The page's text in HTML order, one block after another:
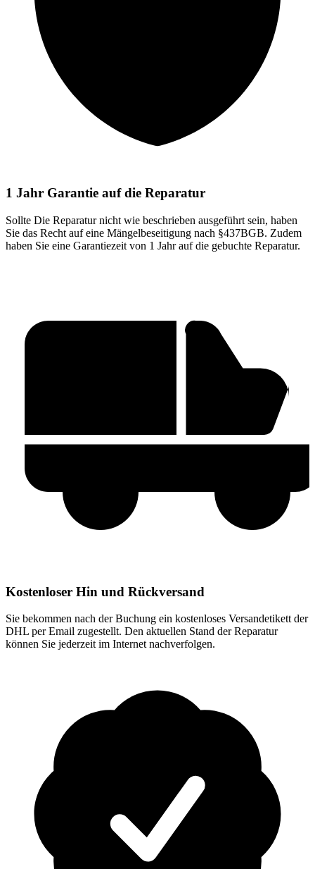
1 Jahr Garantie auf die Reparatur
Sollte Die Reparatur nicht wie beschrieben ausgeführt sein, haben
Sie das Recht auf eine Mängelbeseitigung nach §437BGB. Zudem
haben Sie eine Garantiezeit von 1 Jahr auf die gebuchte Reparatur.
Kostenloser Hin und Rückversand
Sie bekommen nach der Buchung ein kostenloses Versandetikett der
DHL per Email zugestellt. Den aktuellen Stand der Reparatur
können Sie jederzeit im Internet nachverfolgen.